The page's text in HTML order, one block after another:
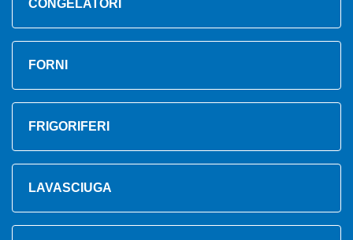
CONGELATORI
FORNI
FRIGORIFERI
LAVASCIUGA